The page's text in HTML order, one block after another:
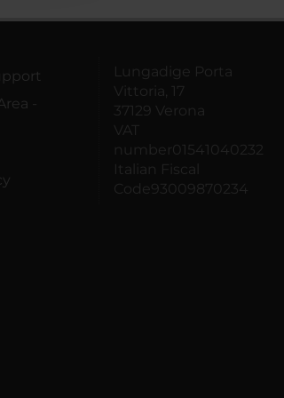
-
Lungadige Porta
Vittoria, 17
37129 Verona
VAT
number01541040232
Italian Fiscal
Code93009870234